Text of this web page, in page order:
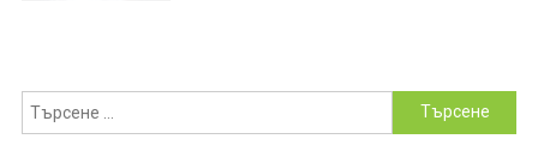
Търсене
за: